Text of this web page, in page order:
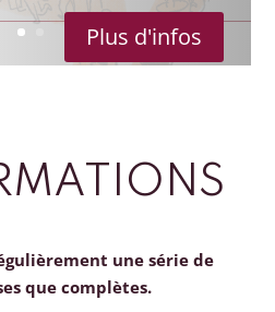
Plus d'infos
une série de
que complètes.